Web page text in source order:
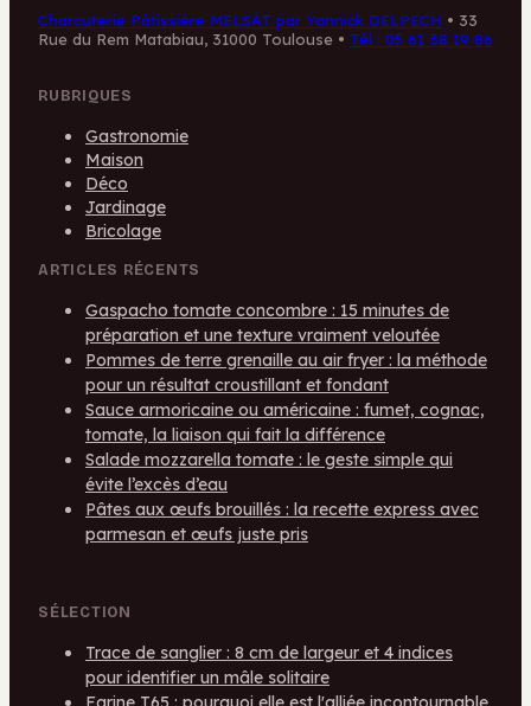
Charcuterie Pâtissière MELSÀT par Yannick DELPECH • 33
Rue du Rem Matabiau, 31000 Toulouse • Tél : 05 61 38 19 86
RUBRIQUES
Gastronomie
Maison
Déco
Jardinage
Bricolage
ARTICLES RÉCENTS
Gaspacho tomate concombre : 15 minutes de
préparation et une texture vraiment veloutée
Pommes de terre grenaille au air fryer : la méthode
pour un résultat croustillant et fondant
Sauce armoricaine ou américaine : fumet, cognac,
tomate, la liaison qui fait la différence
Salade mozzarella tomate : le geste simple qui
évite l’excès d’eau
Pâtes aux œufs brouillés : la recette express avec
parmesan et œufs juste pris
SÉLECTION
Trace de sanglier : 8 cm de largeur et 4 indices
pour identifier un mâle solitaire